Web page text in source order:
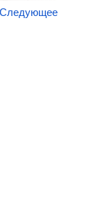
Следующее